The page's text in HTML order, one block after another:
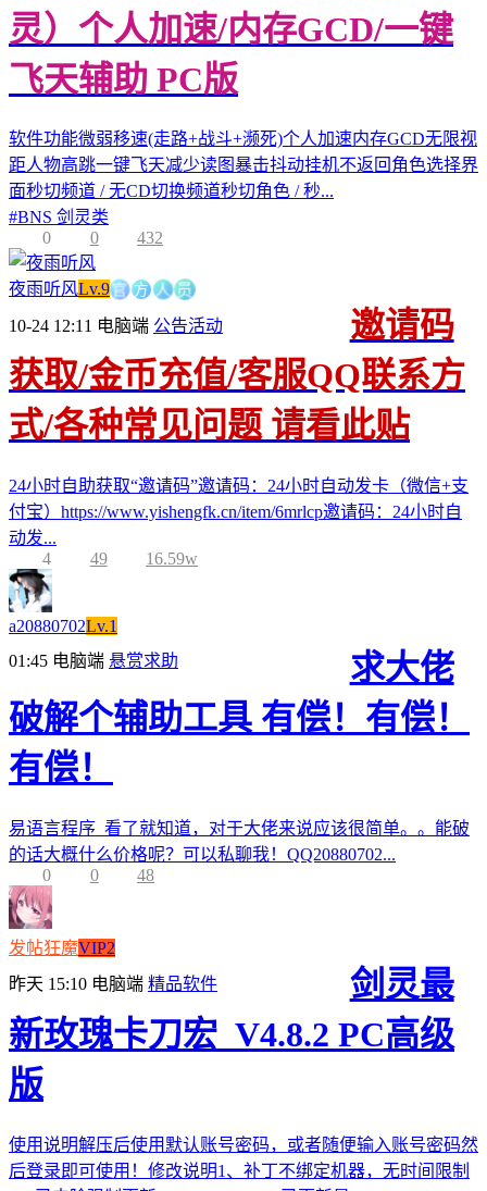
灵）个人加速/内存GCD/一键
飞天辅助 PC版
软件功能微弱移速(走路+战斗+濒死)个人加速内存GCD无限视
距人物高跳一键飞天减少读图暴击抖动挂机不返回角色选择界
面秒切频道 / 无CD切换频道秒切角色 / 秒...
#BNS 剑灵类
0
0 432
夜雨听风Lv.9官方人员
10-24 12:11 电脑端 公告活动
邀请码
获取/金币充值/客服QQ联系方
式/各种常见问题 请看此贴
24小时自助获取“邀请码”邀请码：24小时自动发卡（微信+支
付宝）https://www.yishengfk.cn/item/6mrlcp邀请码：24小时自
动发...
4
49 16.59w
a20880702Lv.1
01:45 电脑端 悬赏求助
求大佬
破解个辅助工具 有偿！有偿！
有偿！
易语言程序 看了就知道，对于大佬来说应该很简单。。能破
的话大概什么价格呢？可以私聊我！QQ20880702...
0
0 48
发帖狂魔VIP2
昨天 15:10 电脑端 精品软件
剑灵最
新玫瑰卡刀宏_V4.8.2 PC高级
版
使用说明解压后使用默认账号密码，或者随便输入账号密码然
后登录即可使用！修改说明1、补丁不绑定机器，无时间限制